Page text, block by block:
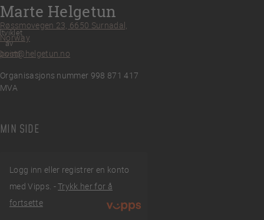
Marte Helgetun
Røssmovegen 23, 6650 Surnadal,
Norway
post@helgetun.no
Organisasjons nummer 998 871 417
MVA
MIN SIDE
Logg inn eller registrer en konto
med Vipps. -Trykk her for å
fortsette
av